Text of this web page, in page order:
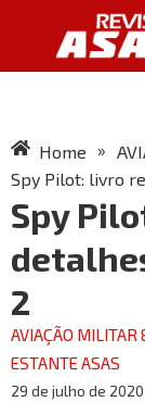
Home »
Spy Pilot: livro
Spy
2
AVIAÇÃO MILITAR
ESTANTE ASAS
29 de julho de 2020